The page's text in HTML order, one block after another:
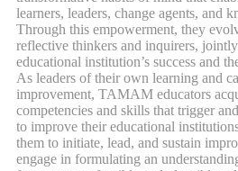
learners, leaders, change agents, and
Through this empowerment, they
reflective thinkers and inquirers,
educational institution’s success and
As leaders of their own learning and
improvement, TAMAM educators
competencies and skills that trigger
to improve their educational
them to initiate, lead, and sustain
engage in formulating an